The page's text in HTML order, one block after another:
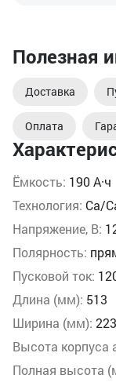
Ёмкость: 190 А·ч
Технология: Ca/
Напряжение, В:
Полярность:
Пусковой ток:
Длина (мм): 513
Ширина (мм): 223
Высота корпуса
Полная высота
Полезная
Доставка
Оплата